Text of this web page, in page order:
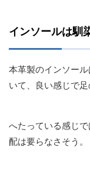
インソールは馴
本革製のインソー
いて、良い感じで足
へたっている感じ
配は要らなさそう。